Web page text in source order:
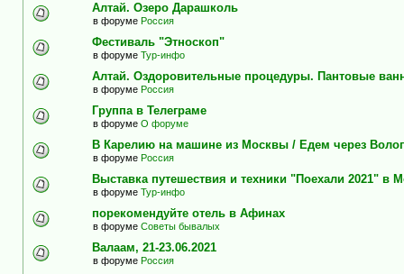
Алтай. Озеро Дарашколь
в форуме Россия
Фестиваль "Этноскоп"
в форуме Тур-инфо
Алтай. Оздоровительные процедуры. Пантовые
в форуме Россия
Группа в Телеграме
в форуме О форуме
В Карелию на машине из Москвы / Едем через
в форуме Россия
Выставка путешествия и техники "Поехали 2021" в
в форуме Тур-инфо
порекомендуйте отель в Афинах
в форуме Советы бывалых
Валаам, 21-23.06.2021
в форуме Россия